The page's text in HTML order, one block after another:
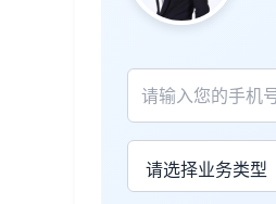
James Wilson
金兔国际帮我们
律手